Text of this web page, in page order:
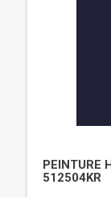
PEINTURE
512504KR